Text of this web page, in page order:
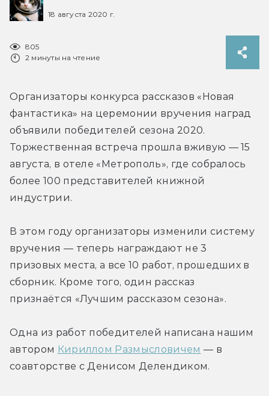
18 августа 2020 г.
805
2 минуты на чтение
Организаторы конкурса рассказов «Новая
фантастика» на церемонии вручения наград
объявили победителей сезона 2020.
Торжественная встреча прошла вживую — 15
августа, в отеле «Метрополь», где собралось
более 100 представителей книжной
индустрии.
В этом году организаторы изменили систему
вручения — теперь награждают не 3
призовых места, а все 10 работ, прошедших в
сборник. Кроме того, один рассказ
признаётся «Лучшим рассказом сезона».
Одна из работ победителей написана нашим
автором Кириллом Размысловичем — в
соавторстве с Денисом Делендиком.